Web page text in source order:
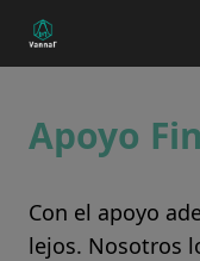
Apoyo
Con el apoyo
lejos. Nosotros